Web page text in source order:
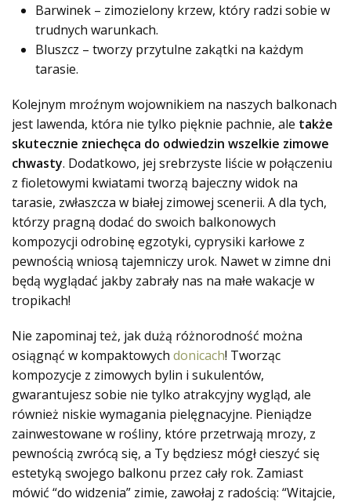
Barwinek – zimozielony krzew, który radzi sobie w
trudnych warunkach.
Bluszcz – tworzy przytulne zakątki na każdym
tarasie.
Kolejnym mroźnym wojownikiem na naszych balkonach
jest lawenda, która nie tylko pięknie pachnie, ale także
skutecznie zniechęca do odwiedzin wszelkie zimowe
chwasty. Dodatkowo, jej srebrzyste liście w połączeniu
z fioletowymi kwiatami tworzą bajeczny widok na
tarasie, zwłaszcza w białej zimowej scenerii. A dla tych,
którzy pragną dodać do swoich balkonowych
kompozycji odrobinę egzotyki, cyprysiki karłowe z
pewnością wniosą tajemniczy urok. Nawet w zimne dni
będą wyglądać jakby zabrały nas na małe wakacje w
tropikach!
Nie zapominaj też, jak dużą różnorodność można
osiągnąć w kompaktowych donicach! Tworząc
kompozycje z zimowych bylin i sukulentów,
gwarantujesz sobie nie tylko atrakcyjny wygląd, ale
również niskie wymagania pielęgnacyjne. Pieniądze
zainwestowane w rośliny, które przetrwają mrozy, z
pewnością zwrócą się, a Ty będziesz mógł cieszyć się
estetyką swojego balkonu przez cały rok. Zamiast
mówić “do widzenia” zimie, zawołaj z radością: “Witajcie,